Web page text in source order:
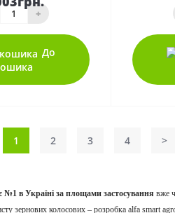
+
До
1 2 3 4 >
№1 в Україні за площами застосування вже
зернових колосових – розробка alfa smart